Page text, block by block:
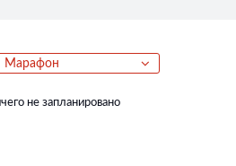
Марафон
не запланировано